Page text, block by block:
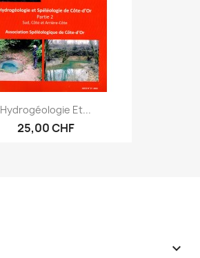
Hydrogéologie Et...
25,00 CHF
